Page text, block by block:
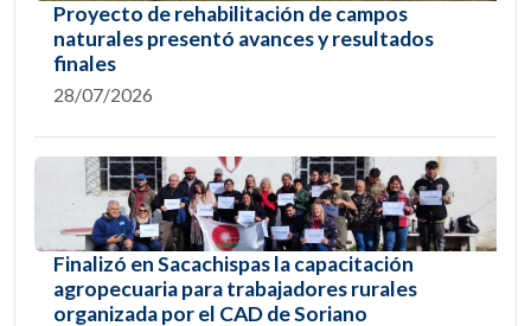
Proyecto de rehabilitación de campos
naturales presentó avances y resultados
finales
28/07/2026
Finalizó en Sacachispas la capacitación
agropecuaria para trabajadores rurales
organizada por el CAD de Soriano